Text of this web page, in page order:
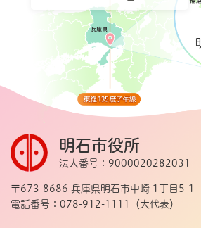
明石市役所
法人番号：9000020282031
〒673-8686 兵庫県明石市中崎 1丁目5-1
電話番号：078-912-1111（大代表）